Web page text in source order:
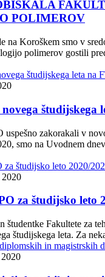
POLIMEROV
na Koroškem smo v
polimerov gostili
novega študijskega
uspešno zakorakali v
smo na Uvodnem
2020
za študijsko leto
študentke Fakultete za
študijskega leta. Za
2020